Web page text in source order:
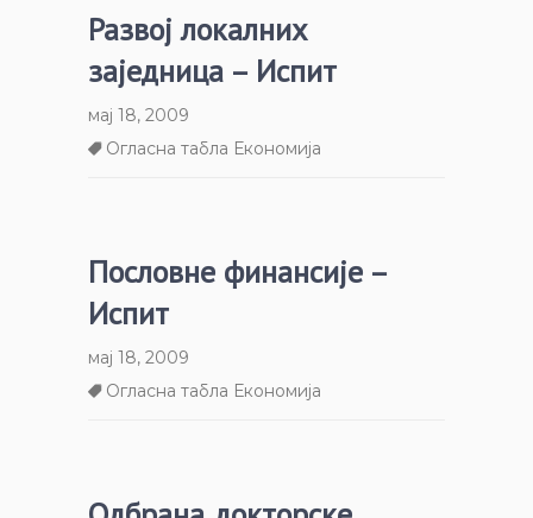
Развој локалних
заједница – Испит
мај 18, 2009
Огласна табла Економија
Пословне финансије –
Испит
мај 18, 2009
Огласна табла Економија